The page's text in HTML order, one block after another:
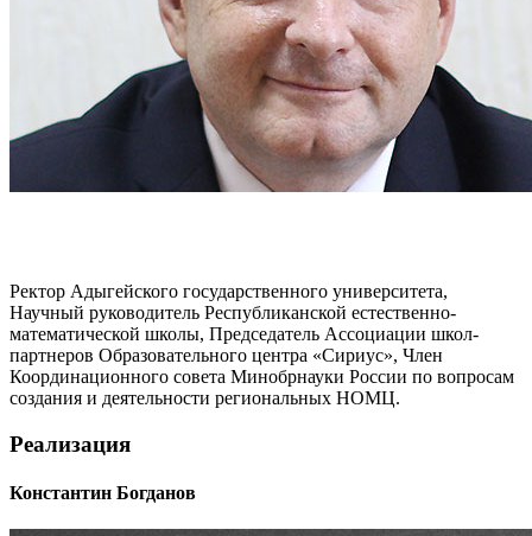
Ректор Адыгейского государственного университета,
Научный руководитель Республиканской естественно-
математической школы, Председатель Ассоциации школ-
партнеров Образовательного центра «Сириус», Член
Координационного совета Минобрнауки России по вопросам
создания и деятельности региональных НОМЦ.
Реализация
Константин Богданов